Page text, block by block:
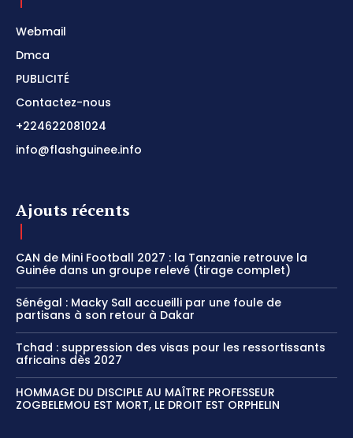
Webmail
Dmca
PUBLICITÉ
Contactez-nous
+224622081024
info@flashguinee.info
Ajouts récents
CAN de Mini Football 2027 : la Tanzanie retrouve la
Guinée dans un groupe relevé (tirage complet)
Sénégal : Macky Sall accueilli par une foule de
partisans à son retour à Dakar
Tchad : suppression des visas pour les ressortissants
africains dès 2027
HOMMAGE DU DISCIPLE AU MAÎTRE PROFESSEUR
ZOGBELEMOU EST MORT, LE DROIT EST ORPHELIN